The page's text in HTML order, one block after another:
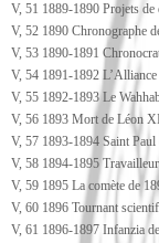
V, 51 1889-1890 Projets de
V, 52 1890 Chronographe
V, 53 1890-1891
V, 54 1891-1892
V, 55 1892-1893 Le
V, 56 1893 Mort de Léon
V, 57 1893-1894 Saint
V, 58 1894-1895
V, 59 1895 La comète de
V, 60 1896 Tournant
V, 61 1896-1897 Infanzia